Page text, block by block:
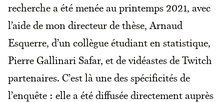
recherche a été menée au printemps 2021, avec
l’aide de mon directeur de thèse, Arnaud
Esquerre, d’un collègue étudiant en statistique,
Pierre Gallinari Safar, et de vidéastes de Twitch
partenaires. C’est là une des spécificités de
l’enquête : elle a été diffusée directement auprès